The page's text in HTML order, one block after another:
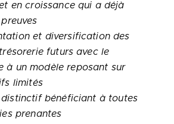
en croissance qui a déjà
et diversification des
futurs avec le
à un modèle reposant sur
limités
distinctif bénéficiant à toutes
prenantes